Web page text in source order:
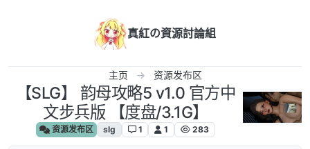
真紅の資源討論組
主页 资源发布区
【SLG】 韵母攻略5 v1.0 官方中
文步兵版 【度盘/3.1G】
资源发布区 slg 1 1 283